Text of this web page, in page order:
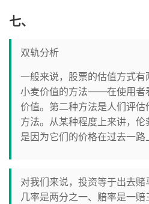
七、
双轨分析
一般来说，股票的估值方式
小麦价值的方法————在使用
价值。第二种方法是人们评
方法。从某种程度上来讲，伦
是因为它们的价格在过去一路
对我们来说，投资等于出去
几率是两分之一、赔率是一